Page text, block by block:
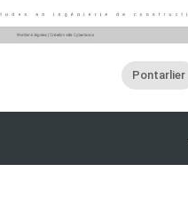
Pontarlier